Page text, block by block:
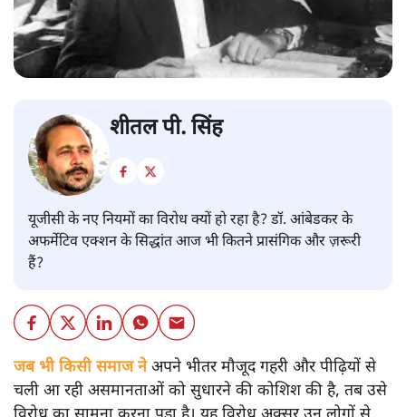
शीतल पी. सिंह
यूजीसी के नए नियमों का विरोध क्यों हो रहा है? डॉ. आंबेडकर के
अफर्मेटिव एक्शन के सिद्धांत आज भी कितने प्रासंगिक और ज़रूरी
हैं?
जब भी किसी समाज नेअपने भीतर मौजूद गहरी और पीढ़ियों से
चली आ रही असमानताओं को सुधारने की कोशिश की है, तब उसे